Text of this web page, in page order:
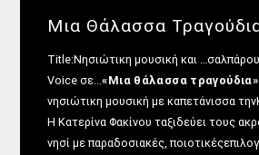
Μια Θάλασσα
Title:Νησιώτικη μουσική και
Voice σε...«Μια θάλασσα
νησιώτικη μουσική με καπετάνισσα
Η Κατερίνα Φακίνου ταξιδεύει τους
νησί με παραδοσιακές,